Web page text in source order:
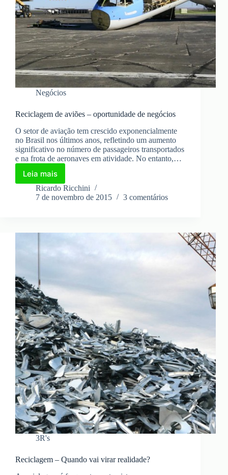
Negócios
Reciclagem de aviões – oportunidade de negócios
O setor de aviação tem crescido exponencialmente
no Brasil nos últimos anos, refletindo um aumento
significativo no número de passageiros transportados
e na frota de aeronaves em atividade. No entanto,…
Leia maisReciclagem
de
aviões
negócios
Ricardo Ricchini
7 de novembro de 2015
3 comentários
3R's
Reciclagem – Quando vai virar realidade?